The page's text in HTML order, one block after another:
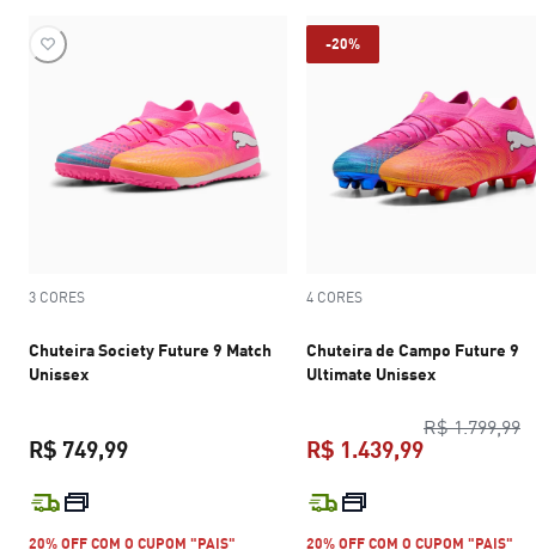
3 CORES
Chuteira Society Future 9 Match
Unissex
R$ 749,99
preço atual R$ 749,99
20% OFF COM O CUPOM "PAIS"
-20%
4 CORES
Chuteira de Campo Future 9
Ultimate Unissex
R$ 1.799,99
R$ 1.439,99
20% OFF COM O CUPOM "PAIS"